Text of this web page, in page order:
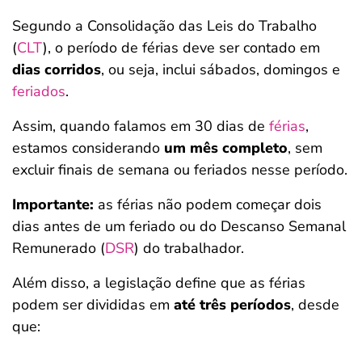
Segundo a Consolidação das Leis do Trabalho
(CLT), o período de férias deve ser contado em
dias corridos, ou seja, inclui sábados, domingos e
feriados.
Assim, quando falamos em 30 dias de férias,
estamos considerando um mês completo, sem
excluir finais de semana ou feriados nesse período.
Importante: as férias não podem começar dois
dias antes de um feriado ou do Descanso Semanal
Remunerado (DSR) do trabalhador.
Além disso, a legislação define que as férias
podem ser divididas em até três períodos, desde
que: